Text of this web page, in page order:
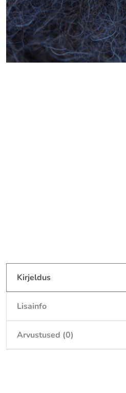
Kirjeldus
Lisainfo
Arvustused (0)